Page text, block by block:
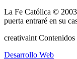
La Fe Católica ©
puerta entraré en su
creativaint Contenidos
Desarrollo Web